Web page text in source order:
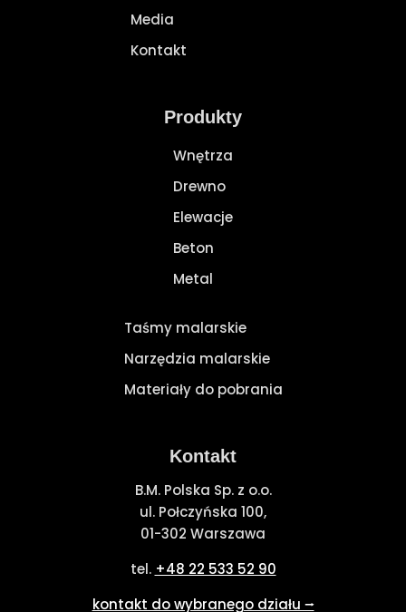
Media
Kontakt
Produkty
Wnętrza
Drewno
Elewacje
Beton
Metal
Taśmy malarskie
Narzędzia malarskie
Materiały do pobrania
Kontakt
B.M. Polska Sp. z o.o.
ul. Połczyńska 100,
01-302 Warszawa
tel. +48 22 533 52 90
kontakt do wybranego działu ⭢